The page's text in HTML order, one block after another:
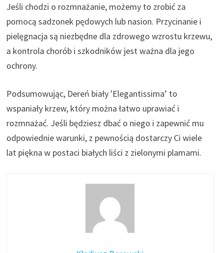
Jeśli chodzi o rozmnażanie, możemy to zrobić za
pomocą sadzonek pędowych lub nasion. Przycinanie i
pielęgnacja są niezbędne dla zdrowego wzrostu krzewu,
a kontrola chorób i szkodników jest ważna dla jego
ochrony.
Podsumowując, Dereń biały 'Elegantissima’ to
wspaniały krzew, który można łatwo uprawiać i
rozmnażać. Jeśli będziesz dbać o niego i zapewnić mu
odpowiednie warunki, z pewnością dostarczy Ci wiele
lat piękna w postaci białych liści z zielonymi plamami.